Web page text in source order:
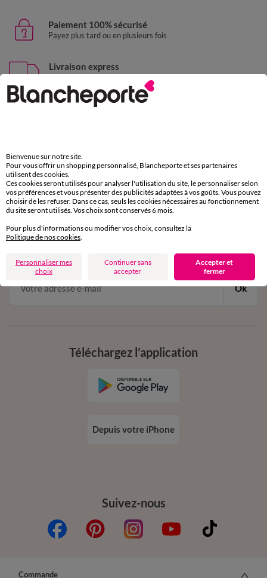
Paiement 100% sécurisé
Payez plus tard ou en plusieurs fois
Livraison express
domicile, relais, consignes automatiques
Retours gratuits
par chat et par téléphone
de 8h00 à 20h00 du lundi au samedi
11€ Offerts
en vous inscrivant à la newsletter
conditions dans votre email de confirmation
Ok
Suivez-nous
Téléchargez l’application
Depuis votre iPhone
Commande
Bienvenue sur notre site.
Pour vous offrir un shopping personnalisé, Blancheporte et ses partenaires
utilisent des cookies.
Ces cookies seront utilisés pour analyser l'utilisation du site, le personnaliser selon
vos préférences et vous présenter des publicités adaptées à vos goûts. Vous pouvez
choisir de les refuser. Dans ce cas, seuls les cookies nécessaires au fonctionnement
du site seront utilisés. Vos choix sont conservés 6 mois.
Pour plus d'informations ou modifier vos choix, consultez la
Politique de nos cookies
Personnaliser mes
choix
Continuer sans
accepter
Accepter et
fermer